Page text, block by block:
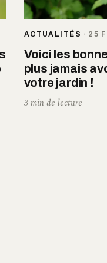
ACTUALITÉS · 25
Voici les
plus jamais
votre jardin !
3 min de lecture